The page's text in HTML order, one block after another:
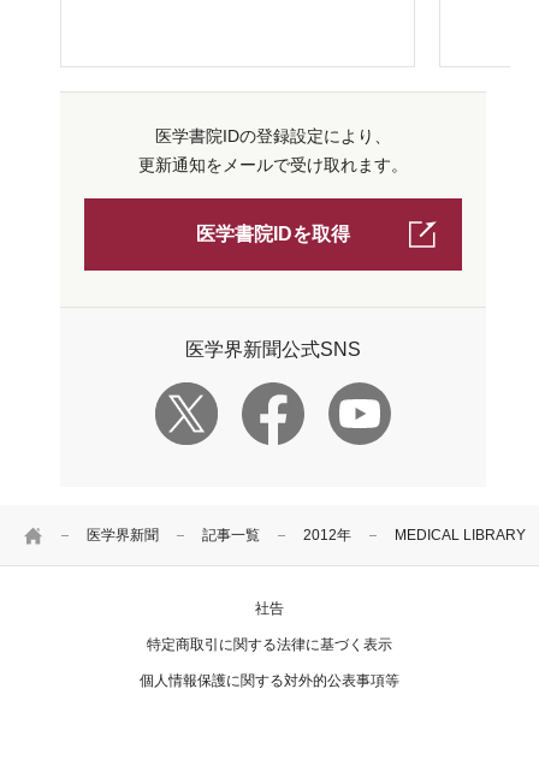
HOME 医学界新聞 記事一覧 2012年 MEDICAL LIBRARY
医学書院IDの登録設定により、
更新通知をメールで受け取れます。
医学書院IDを取得
医学界新聞公式SNS
社告
特定商取引に関する法律に基づく表示
個人情報保護に関する対外的公表事項等